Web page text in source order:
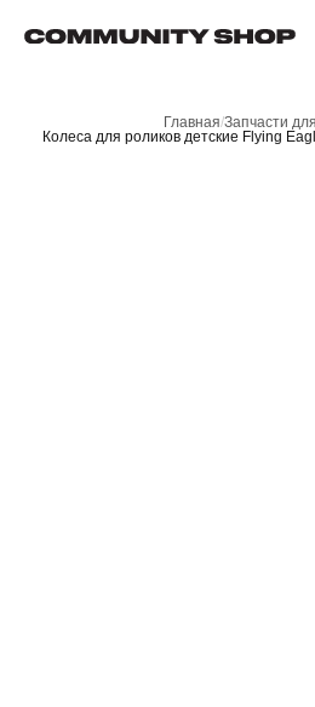
Главная/Запчасти
Колеса для роликов детские Flying